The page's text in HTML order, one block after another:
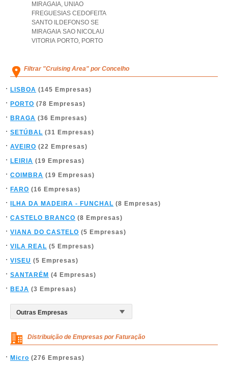
MIRAGAIA, UNIAO
FREGUESIAS CEDOFEITA
SANTO ILDEFONSO SE
MIRAGAIA SAO NICOLAU
VITORIA PORTO, PORTO
Filtrar "Cruising Area" por Concelho
LISBOA (145 Empresas)
PORTO (78 Empresas)
BRAGA (36 Empresas)
SETÚBAL (31 Empresas)
AVEIRO (22 Empresas)
LEIRIA (19 Empresas)
COIMBRA (19 Empresas)
FARO (16 Empresas)
ILHA DA MADEIRA - FUNCHAL (8 Empresas)
CASTELO BRANCO (8 Empresas)
VIANA DO CASTELO (5 Empresas)
VILA REAL (5 Empresas)
VISEU (5 Empresas)
SANTARÉM (4 Empresas)
BEJA (3 Empresas)
Distribuição de Empresas por Faturação
Micro (276 Empresas)